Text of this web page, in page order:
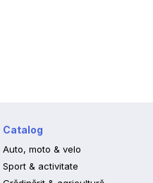
Catalog
Auto, moto & velo
Sport & activitate